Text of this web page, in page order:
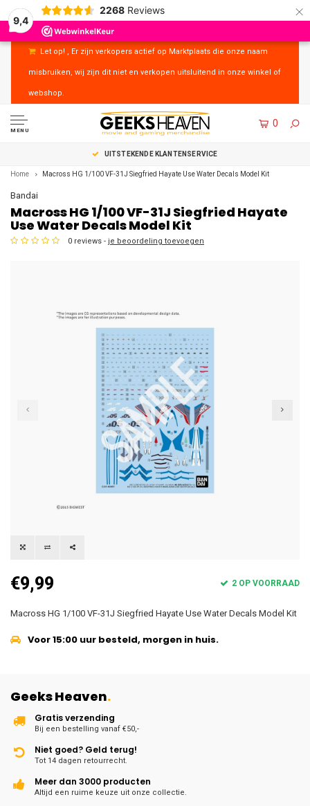
9,4
2268 Reviews ×
Let op! , Er zijn verkopers actief op Marktplaats die onze naam
misbruiken, wij zijn dit niet en verkopen uitsluitend in onze winkel of
webshop.
MENU
0
UITSTEKENDE KLANTENSERVICE
Home Macross HG 1/100 VF-31J Siegfried Hayate Use Water Decals Model Kit
Bandai
Macross HG 1/100 VF-31J Siegfried Hayate
Use Water Decals Model Kit
0 reviews - je beoordeling toevoegen
€9,99 2 OP VOORRAAD
Macross HG 1/100 VF-31J Siegfried Hayate Use Water Decals Model Kit
Voor 15:00 uur besteld, morgen in huis.
Geeks Heaven.
Gratis verzending
Bij een bestelling vanaf €50,-
Niet goed? Geld terug!
Tot 14 dagen retourrecht.
Meer dan 3000 producten
Altijd een ruime keuze uit onze collectie.